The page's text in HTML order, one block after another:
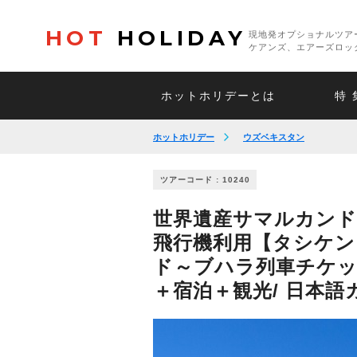
HOT HOLIDAY
現地発オプショナルツ
ケアンズ、エアーズロ
ホットホリデーとは 特
ホットホリデー ウズベキスタン
ツアーコード : 10240
世界遺産サマルカン
飛行機利用【タシケ
ド～ブハラ列車チケ
＋宿泊＋観光/ 日本語